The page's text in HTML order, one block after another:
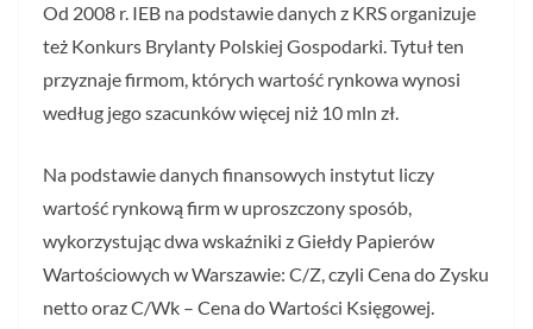
Od 2008 r. IEB na podstawie danych z KRS organizuje
też Konkurs Brylanty Polskiej Gospodarki. Tytuł ten
przyznaje firmom, których wartość rynkowa wynosi
według jego szacunków więcej niż 10 mln zł.
Na podstawie danych finansowych instytut liczy
wartość rynkową firm w uproszczony sposób,
wykorzystując dwa wskaźniki z Giełdy Papierów
Wartościowych w Warszawie: C/Z, czyli Cena do Zysku
netto oraz C/Wk – Cena do Wartości Księgowej.